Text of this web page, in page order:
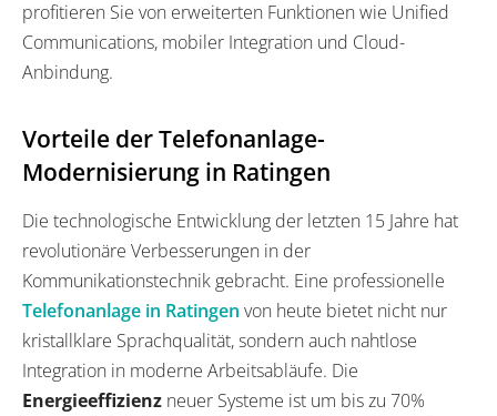
profitieren Sie von erweiterten Funktionen wie Unified
Communications, mobiler Integration und Cloud-
Anbindung.
Vorteile der Telefonanlage-
Modernisierung in Ratingen
Die technologische Entwicklung der letzten 15 Jahre hat
revolutionäre Verbesserungen in der
Kommunikationstechnik gebracht. Eine professionelle
Telefonanlage in Ratingen von heute bietet nicht nur
kristallklare Sprachqualität, sondern auch nahtlose
Integration in moderne Arbeitsabläufe. Die
Energieeffizienz neuer Systeme ist um bis zu 70%